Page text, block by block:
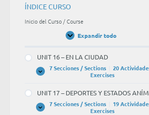
ÍNDICE CURSO
Inicio del Curso / Course
Expandir todo
Unidades
UNIT 16 – EN LA CIUDAD
Expandir
UNIT
EN
LA
CIUDAD
7 Secciones / Sections
20
Exercises
UNIT 17 – DEPORTES Y ESTADOS
Expandir
UNIT
7 Secciones / Sections
19
Exercises